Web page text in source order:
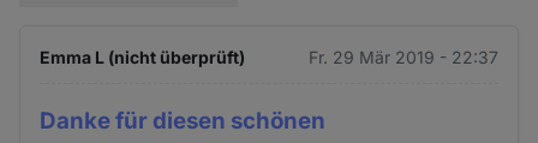
Emma L (nicht überprüft) Fr. 29 Mär 2019 - 22:37
Danke für diesen schönen